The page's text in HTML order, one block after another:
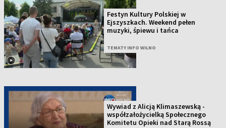
Festyn Kultury Polskiej w
Ejszyszkach. Weekend pełen
muzyki, śpiewu i tańca
TEMATY INFO WILNO
Wywiad z Alicją Klimaszewską -
współzałożycielką Społecznego
Komitetu Opieki nad Starą Rossą